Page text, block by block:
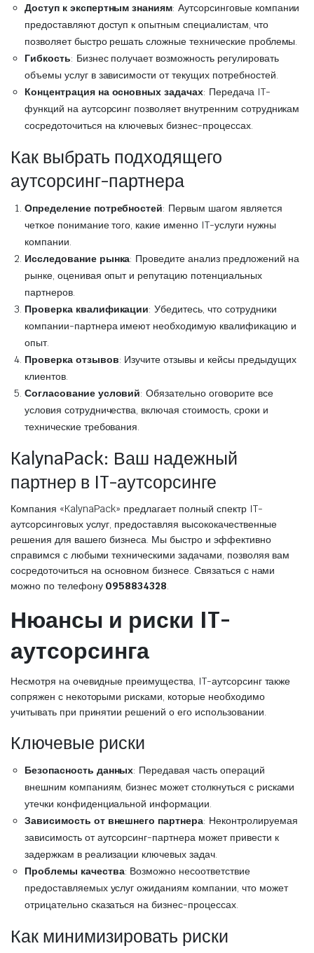
Доступ к экспертным знаниям: Аутсорсинговые компании
предоставляют доступ к опытным специалистам, что
позволяет быстро решать сложные технические проблемы.
Гибкость: Бизнес получает возможность регулировать
объемы услуг в зависимости от текущих потребностей.
Концентрация на основных задачах: Передача IT-
функций на аутсорсинг позволяет внутренним сотрудникам
сосредоточиться на ключевых бизнес-процессах.
Как выбрать подходящего
аутсорсинг-партнера
Определение потребностей: Первым шагом является
четкое понимание того, какие именно IT-услуги нужны
компании.
Исследование рынка: Проведите анализ предложений на
рынке, оценивая опыт и репутацию потенциальных
партнеров.
Проверка квалификации: Убедитесь, что сотрудники
компании-партнера имеют необходимую квалификацию и
опыт.
Проверка отзывов: Изучите отзывы и кейсы предыдущих
клиентов.
Согласование условий: Обязательно оговорите все
условия сотрудничества, включая стоимость, сроки и
технические требования.
KalynaPack: Ваш надежный
партнер в IT-аутсорсинге
Компания «KalynaPack» предлагает полный спектр IT-
аутсорсинговых услуг, предоставляя высококачественные
решения для вашего бизнеса. Мы быстро и эффективно
справимся с любыми техническими задачами, позволяя вам
сосредоточиться на основном бизнесе. Связаться с нами
можно по телефону 0958834328
Нюансы и риски IT-
аутсорсинга
Несмотря на очевидные преимущества, IT-аутсорсинг также
сопряжен с некоторыми рисками, которые необходимо
учитывать при принятии решений о его использовании.
Ключевые риски
Безопасность данных: Передавая часть операций
внешним компаниям, бизнес может столкнуться с рисками
утечки конфиденциальной информации.
Зависимость от внешнего партнера: Неконтролируемая
зависимость от аутсорсинг-партнера может привести к
задержкам в реализации ключевых задач.
Проблемы качества: Возможно несоответствие
предоставляемых услуг ожиданиям компании, что может
отрицательно сказаться на бизнес-процессах.
Как минимизировать риски